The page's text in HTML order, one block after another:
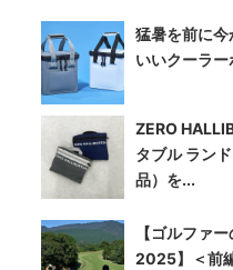
猛暑を前に
いいクーラ
ZERO
タブル ラン
品）を...
【ゴルファ
2025】＜前